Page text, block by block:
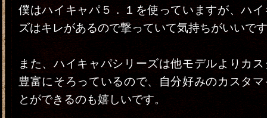
僕はハイキャパ５．１を使っていますが、ハ
ズはキレがあるので撃っていて気持ちがいいで
また、ハイキャパシリーズは他モデルよりカ
豊富にそろっているので、自分好みのカスタ
とができるのも嬉しいです。